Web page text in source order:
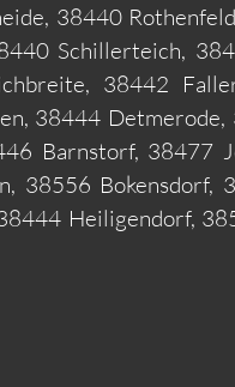
38440
Schillerteich,
38442
38444
Barnstorf, 38477
38556
Heiligendorf,